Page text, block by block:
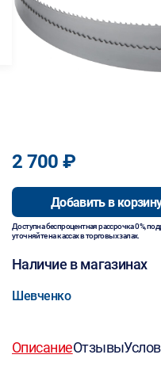
2 700 ₽
Добавить в
Доступна беспроцентная рассрочка 0%,
уточняйте на кассах в торговых залах.
Наличие в магазинах
Шевченко
ОписаниеОтзывы